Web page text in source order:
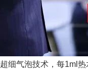
细气泡技术，每1ml